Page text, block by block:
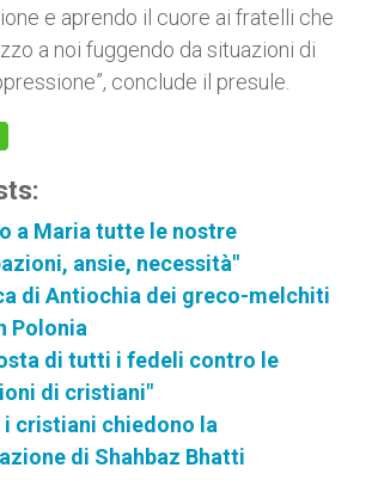
e aprendo il cuore ai fratelli che
a noi fuggendo da situazioni di
conclude il presule.
a Maria tutte le nostre
ansie, necessità"
di Antiochia dei greco-melchiti
Polonia
di tutti i fedeli contro le
di cristiani"
i cristiani chiedono la
di Shahbaz Bhatti